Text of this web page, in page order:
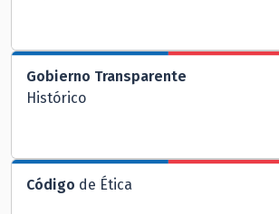
Gobierno Transparente
Histórico
Código de Ética